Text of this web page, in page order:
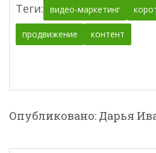
Теги: видео-маркетинг
продвижение контент
Опубликовано: Дарья